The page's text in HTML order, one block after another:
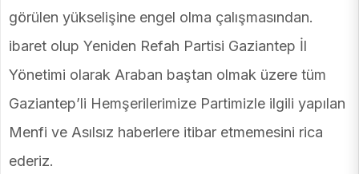
görülen yükselişine engel olma çalışmasından.
ibaret olup Yeniden Refah Partisi Gaziantep İl
Yönetimi olarak Araban baştan olmak üzere tüm
Gaziantep’li Hemşerilerimize Partimizle ilgili yapılan
Menfi ve Asılsız haberlere itibar etmemesini rica
ederiz.